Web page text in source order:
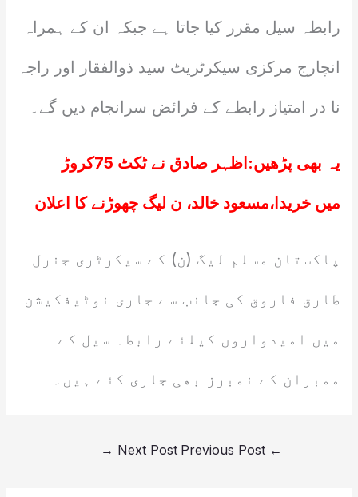
رابطہ سیل مقرر کیا جاتا ہے جبکہ ان کے ہمراہ
انچارج مرکزی سیکرٹریٹ سید ذوالفقار اور راجہ
نا در امتیاز رابطے کے فرائض سرانجام دیں گے۔
یہ بھی پڑھیں: اظہر صادق نے ٹکٹ 75کروڑ
میں خریدا،مسعود خالد، ن لیگ چھوڑنے کا اعلان
پاکستان مسلم لیگ (ن) کے سیکرٹری جنرل
طارق فاروق کی جانب سے جاری نوٹیفکیشن
میں امیدواروں کیلئے رابطہ سیل کے
ممبران کے نمبرز بھی جاری کئے ہیں۔
←
Next Post
→